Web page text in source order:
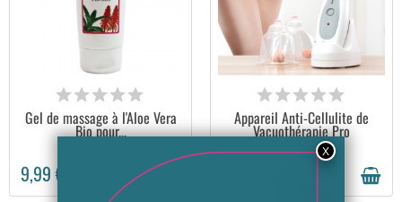
EN STOCK
Gel de massage à l'Aloe Vera
Bio pour...
9,99 €
EN STOCK
Appareil Anti-Cellulite de
Vacuothérapie Pro
29,99 €